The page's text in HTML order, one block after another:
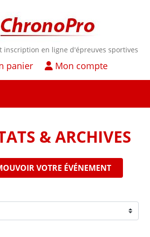
inscription en ligne d'épreuves sportives
panier Mon compte
& ARCHIVES
VOTRE ÉVÉNEMENT